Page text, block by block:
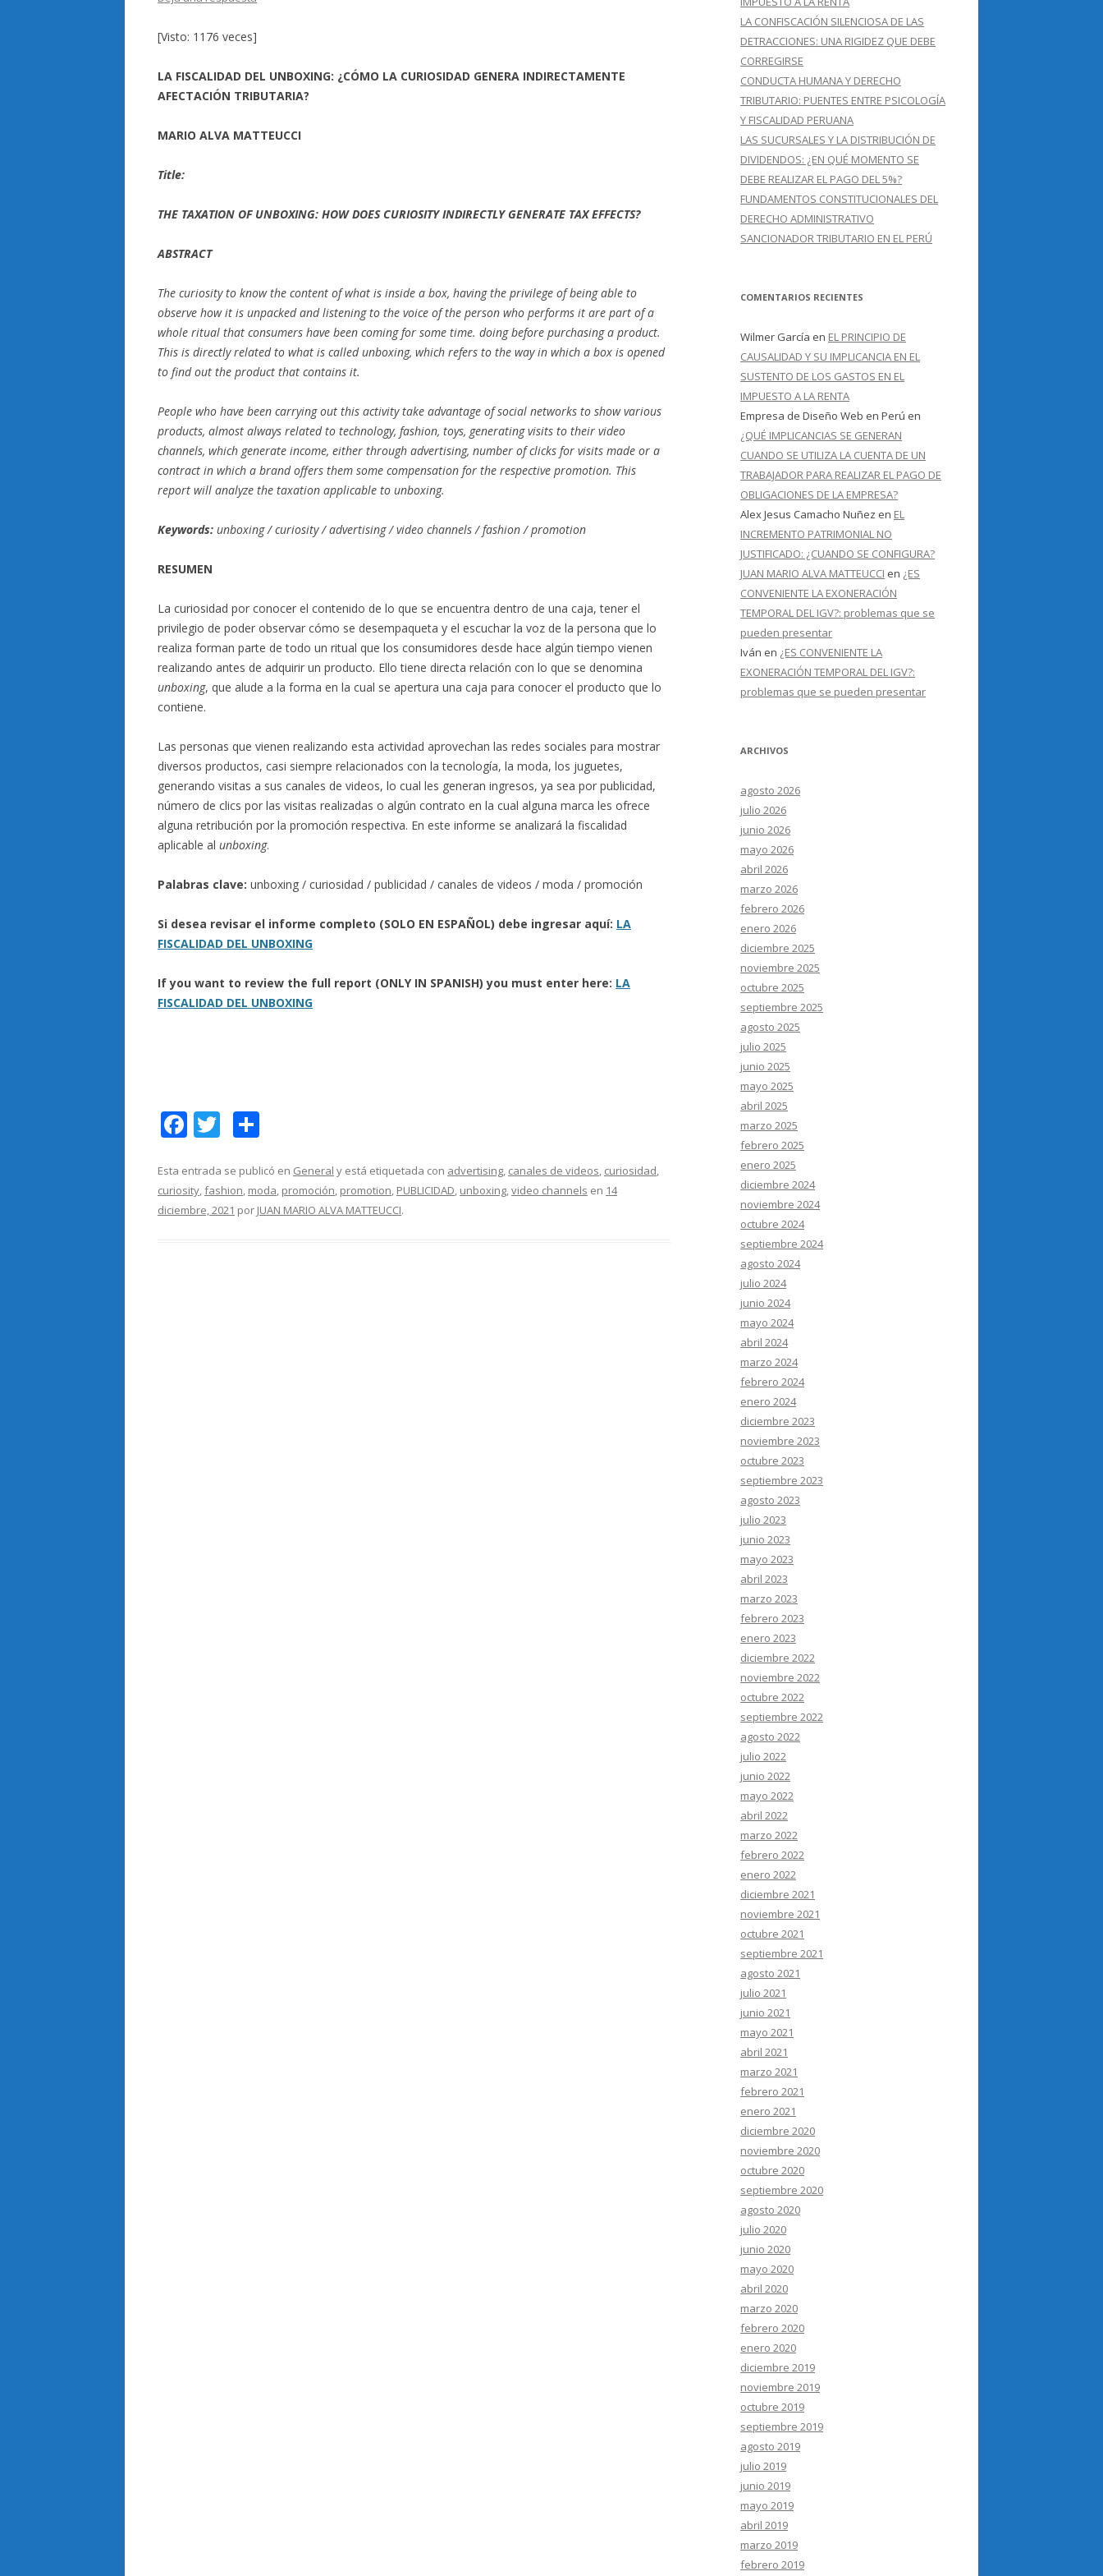
[Visto: 1176 veces]
LA FISCALIDAD DEL UNBOXING: ¿CÓMO LA CURIOSIDAD GENERA INDIRECTAMENTE
AFECTACIÓN TRIBUTARIA?
MARIO ALVA MATTEUCCI
Title:
THE TAXATION OF UNBOXING: HOW DOES CURIOSITY INDIRECTLY GENERATE TAX EFFECTS?
ABSTRACT
The curiosity to know the content of what is inside a box, having the privilege of being able to
observe how it is unpacked and listening to the voice of the person who performs it are part of a
whole ritual that consumers have been coming for some time. doing before purchasing a product.
This is directly related to what is called unboxing, which refers to the way in which a box is opened
to find out the product that contains it.
People who have been carrying out this activity take advantage of social networks to show various
products, almost always related to technology, fashion, toys, generating visits to their video
channels, which generate income, either through advertising, number of clicks for visits made or a
contract in which a brand offers them some compensation for the respective promotion. This
report will analyze the taxation applicable to unboxing.
Keywords: unboxing / curiosity / advertising / video channels / fashion / promotion
RESUMEN
La curiosidad por conocer el contenido de lo que se encuentra dentro de una caja, tener el
privilegio de poder observar cómo se desempaqueta y el escuchar la voz de la persona que lo
realiza forman parte de todo un ritual que los consumidores desde hace algún tiempo vienen
realizando antes de adquirir un producto. Ello tiene directa relación con lo que se denomina
unboxing, que alude a la forma en la cual se apertura una caja para conocer el producto que lo
contiene.
Las personas que vienen realizando esta actividad aprovechan las redes sociales para mostrar
diversos productos, casi siempre relacionados con la tecnología, la moda, los juguetes,
generando visitas a sus canales de videos, lo cual les generan ingresos, ya sea por publicidad,
número de clics por las visitas realizadas o algún contrato en la cual alguna marca les ofrece
alguna retribución por la promoción respectiva. En este informe se analizará la fiscalidad
aplicable al unboxing.
Palabras clave: unboxing / curiosidad / publicidad / canales de videos / moda / promoción
Si desea revisar el informe completo (SOLO EN ESPAÑOL) debe ingresar aquí: LA
FISCALIDAD DEL UNBOXING
If you want to review the full report (ONLY IN SPANISH) you must enter here: LA
FISCALIDAD DEL UNBOXING
F
e
b
T
itt
er
m
p
Esta entrada se publicó en General y está etiquetada con advertising, canales de videos, curiosidad,
curiosity,fashion, moda, promoción, promotion, PUBLICIDAD, unboxing,video channels en 14
diciembre, 2021 por JUAN MARIO ALVA MATTEUCCI.
LA CONFISCACIÓN SILENCIOSA DE LAS
DETRACCIONES: UNA RIGIDEZ QUE DEBE
CORREGIRSE
CONDUCTA HUMANA Y DERECHO
TRIBUTARIO: PUENTES ENTRE PSICOLOGÍA
Y FISCALIDAD PERUANA
LAS SUCURSALES Y LA DISTRIBUCIÓN DE
DIVIDENDOS: ¿EN QUÉ MOMENTO SE
DEBE REALIZAR EL PAGO DEL 5%?
FUNDAMENTOS CONSTITUCIONALES DEL
DERECHO ADMINISTRATIVO
SANCIONADOR TRIBUTARIO EN EL PERÚ
COMENTARIOS RECIENTES
Wilmer García en EL PRINCIPIO DE
CAUSALIDAD Y SU IMPLICANCIA EN EL
SUSTENTO DE LOS GASTOS EN EL
IMPUESTO A LA RENTA
Empresa de Diseño Web en Perú en
¿QUÉ IMPLICANCIAS SE GENERAN
CUANDO SE UTILIZA LA CUENTA DE UN
TRABAJADOR PARA REALIZAR EL PAGO DE
OBLIGACIONES DE LA EMPRESA?
Alex Jesus Camacho Nuñez en EL
INCREMENTO PATRIMONIAL NO
JUSTIFICADO: ¿CUANDO SE CONFIGURA?
JUAN MARIO ALVA MATTEUCCI en ¿ES
CONVENIENTE LA EXONERACIÓN
TEMPORAL DEL IGV?: problemas que se
pueden presentar
Iván en ¿ES CONVENIENTE LA
EXONERACIÓN TEMPORAL DEL IGV?:
problemas que se pueden presentar
ARCHIVOS
agosto 2026
julio 2026
junio 2026
mayo 2026
abril 2026
marzo 2026
febrero 2026
enero 2026
diciembre 2025
noviembre 2025
octubre 2025
septiembre 2025
agosto 2025
julio 2025
junio 2025
mayo 2025
abril 2025
marzo 2025
febrero 2025
enero 2025
diciembre 2024
noviembre 2024
octubre 2024
septiembre 2024
agosto 2024
julio 2024
junio 2024
mayo 2024
abril 2024
marzo 2024
febrero 2024
enero 2024
diciembre 2023
noviembre 2023
octubre 2023
septiembre 2023
agosto 2023
julio 2023
junio 2023
mayo 2023
abril 2023
marzo 2023
febrero 2023
enero 2023
diciembre 2022
noviembre 2022
octubre 2022
septiembre 2022
agosto 2022
julio 2022
junio 2022
mayo 2022
abril 2022
marzo 2022
febrero 2022
enero 2022
diciembre 2021
noviembre 2021
octubre 2021
septiembre 2021
agosto 2021
julio 2021
junio 2021
mayo 2021
abril 2021
marzo 2021
febrero 2021
enero 2021
diciembre 2020
noviembre 2020
octubre 2020
septiembre 2020
agosto 2020
julio 2020
junio 2020
mayo 2020
abril 2020
marzo 2020
febrero 2020
enero 2020
diciembre 2019
noviembre 2019
octubre 2019
septiembre 2019
agosto 2019
julio 2019
junio 2019
mayo 2019
abril 2019
marzo 2019
febrero 2019